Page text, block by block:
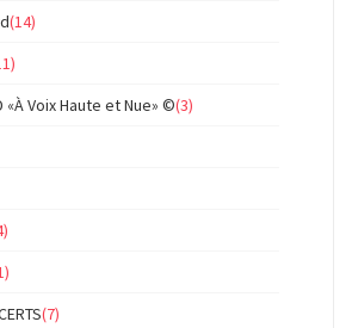
(14)
«À Voix Haute et Nue» ©(3)
(7)